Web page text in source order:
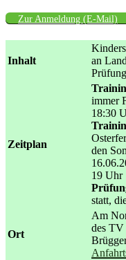
Zur Anmeldung (E-Mail)
Inhalt
an
Zeitplan
immer
18:30
den
19 Uhr
statt,
Ort
Am
des